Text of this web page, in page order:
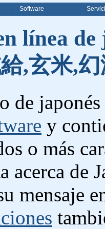
Software
línea
,玄米,
de
y
o más
acerca de
mensaje